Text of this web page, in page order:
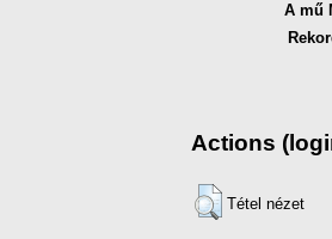
A mű
Actions
Tétel nézet